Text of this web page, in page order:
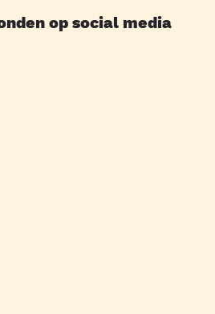
op social media